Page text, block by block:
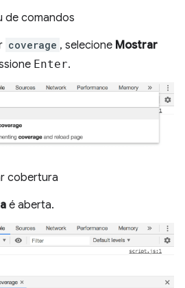
de comandos
coverage , selecione Mostrar
Enter.
cobertura
é aberta.